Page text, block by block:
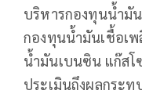
บริหารกองทุนน้ำมั
กองทุนน้ำมันเชื้อเพ
น้ำมันเบนซิน แก๊สโ
ประเมินถึงผลกระท